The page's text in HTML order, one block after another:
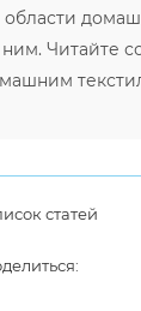
ним. Читайте
статей